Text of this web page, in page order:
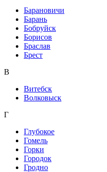
Барановичи
Барань
Бобруйск
Борисов
Браслав
Брест
В
Витебск
Волковыск
Г
Глубокое
Гомель
Горки
Городок
Гродно